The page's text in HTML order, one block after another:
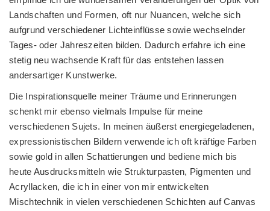
Landschaften und Formen, oft nur Nuancen, welche sich
aufgrund verschiedener Lichteinflüsse sowie wechselnder
Tages- oder Jahreszeiten bilden. Dadurch erfahre ich eine
stetig neu wachsende Kraft für das entstehen lassen
andersartiger Kunstwerke.
Die Inspirationsquelle meiner Träume und Erinnerungen
schenkt mir ebenso vielmals Impulse für meine
verschiedenen Sujets. In meinen äußerst energiegeladenen,
expressionistischen Bildern verwende ich oft kräftige Farben
sowie gold in allen Schattierungen und bediene mich bis
heute Ausdrucksmitteln wie Strukturpasten, Pigmenten und
Acryllacken, die ich in einer von mir entwickelten
Mischtechnik in vielen verschiedenen Schichten auf Canvas